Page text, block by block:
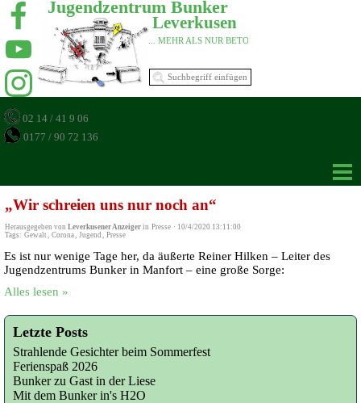
Jugendzentrum Bunker
... MEHR ALS NUR BETON
02 14 / 41 9 06
0177 / 90 72 136
Leverkusen
„Wir schreien uns nur noch an“
Herausgegeben von Leverkusener Anzeiger in Presse · 10/4/2020 13:11:00
Tags: Gewalt , Corona, Jugend , Presse
Es ist nur wenige Tage her, da äußerte Reiner Hilken – Leiter des
Jugendzentrums Bunker in Manfort – eine große Sorge:
Alles lesen »
Letzte Posts
Strahlende Gesichter beim Sommerfest
Ferienspaß 2026
Bunker zu Gast in der Liese
Mit dem Bunker in's H2O